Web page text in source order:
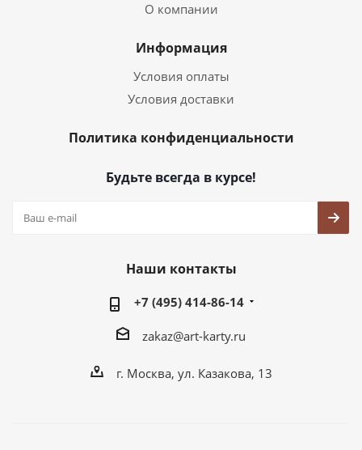
О компании
Информация
Условия оплаты
Условия доставки
Политика конфиденциальности
Будьте всегда в курсе!
Наши контакты
+7 (495) 414-86-14
zakaz@art-karty.ru
г. Москва, ул. Казакова, 13